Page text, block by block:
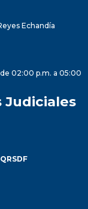
Echandía
02:00 p.m. a 05:00
Judiciales